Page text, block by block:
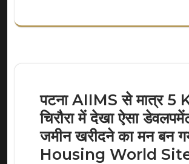
पटना AIIMS से मात्र 5
चिरौरा में देखा ऐसा
जमीन खरीदने का मन बन
Housing World